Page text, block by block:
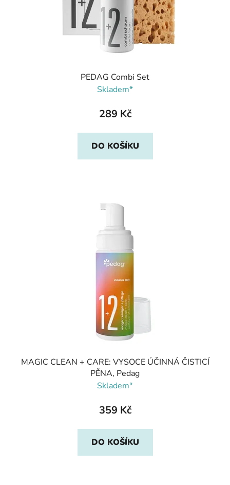
PEDAG Combi Set
Skladem*
289 Kč
DO KOŠÍKU
MAGIC CLEAN + CARE: VYSOCE ÚČINNÁ ČISTICÍ
PĚNA, Pedag
Skladem*
359 Kč
DO KOŠÍKU